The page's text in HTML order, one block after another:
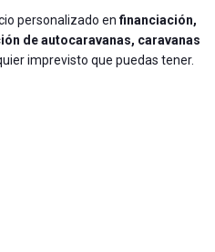
personalizado en financiación,
de autocaravanas, caravanas
imprevisto que puedas tener.